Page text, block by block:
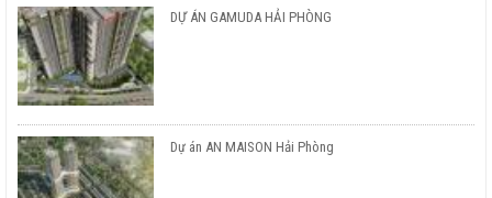
DỰ ÁN GAMUDA HẢI PHÒNG
Dự án AN MAISON Hải Phòng